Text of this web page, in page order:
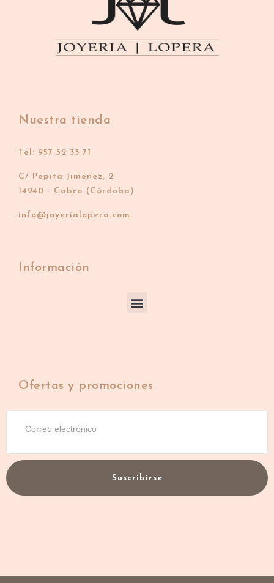
Nuestra tienda
Tel: 957 52 33 71
C/ Pepita Jiménez, 2
14940 - Cabra (Córdoba)
info@joyerialopera.com
Información
Ofertas y promociones
Suscribirse